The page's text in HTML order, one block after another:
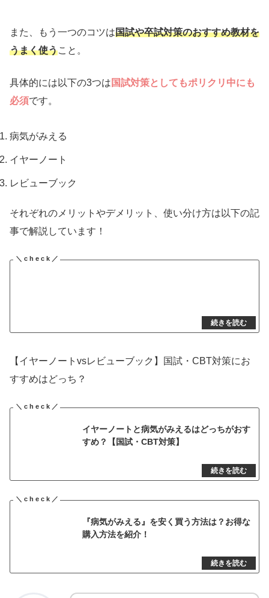
また、もう一つのコツは国試や卒試対策のおすすめ教材を
うまく使うこと。
具体的には以下の3つは 国試対策としてもポリクリ中にも
必須です。
病気がみえる
イヤーノート
レビューブック
それぞれのメリットやデメリット、使い分け方は以下の記
事で解説しています！
【イヤーノートvsレビューブック】国試・CBT対策にお
すすめはどっち？
イヤーノートと病気がみえるはどっちがおす
すめ？【国試・CBT対策】
『病気がみえる』を安く買う方法は？お得な
購入方法を紹介！